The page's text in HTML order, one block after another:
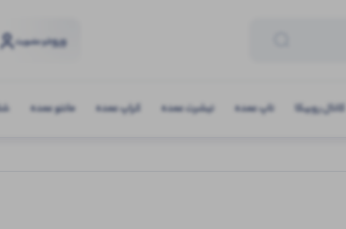
ورودو عضویت
کانال روبیکا تاپ عمده تیشرت عمده کراپ عمده مانتو عمده